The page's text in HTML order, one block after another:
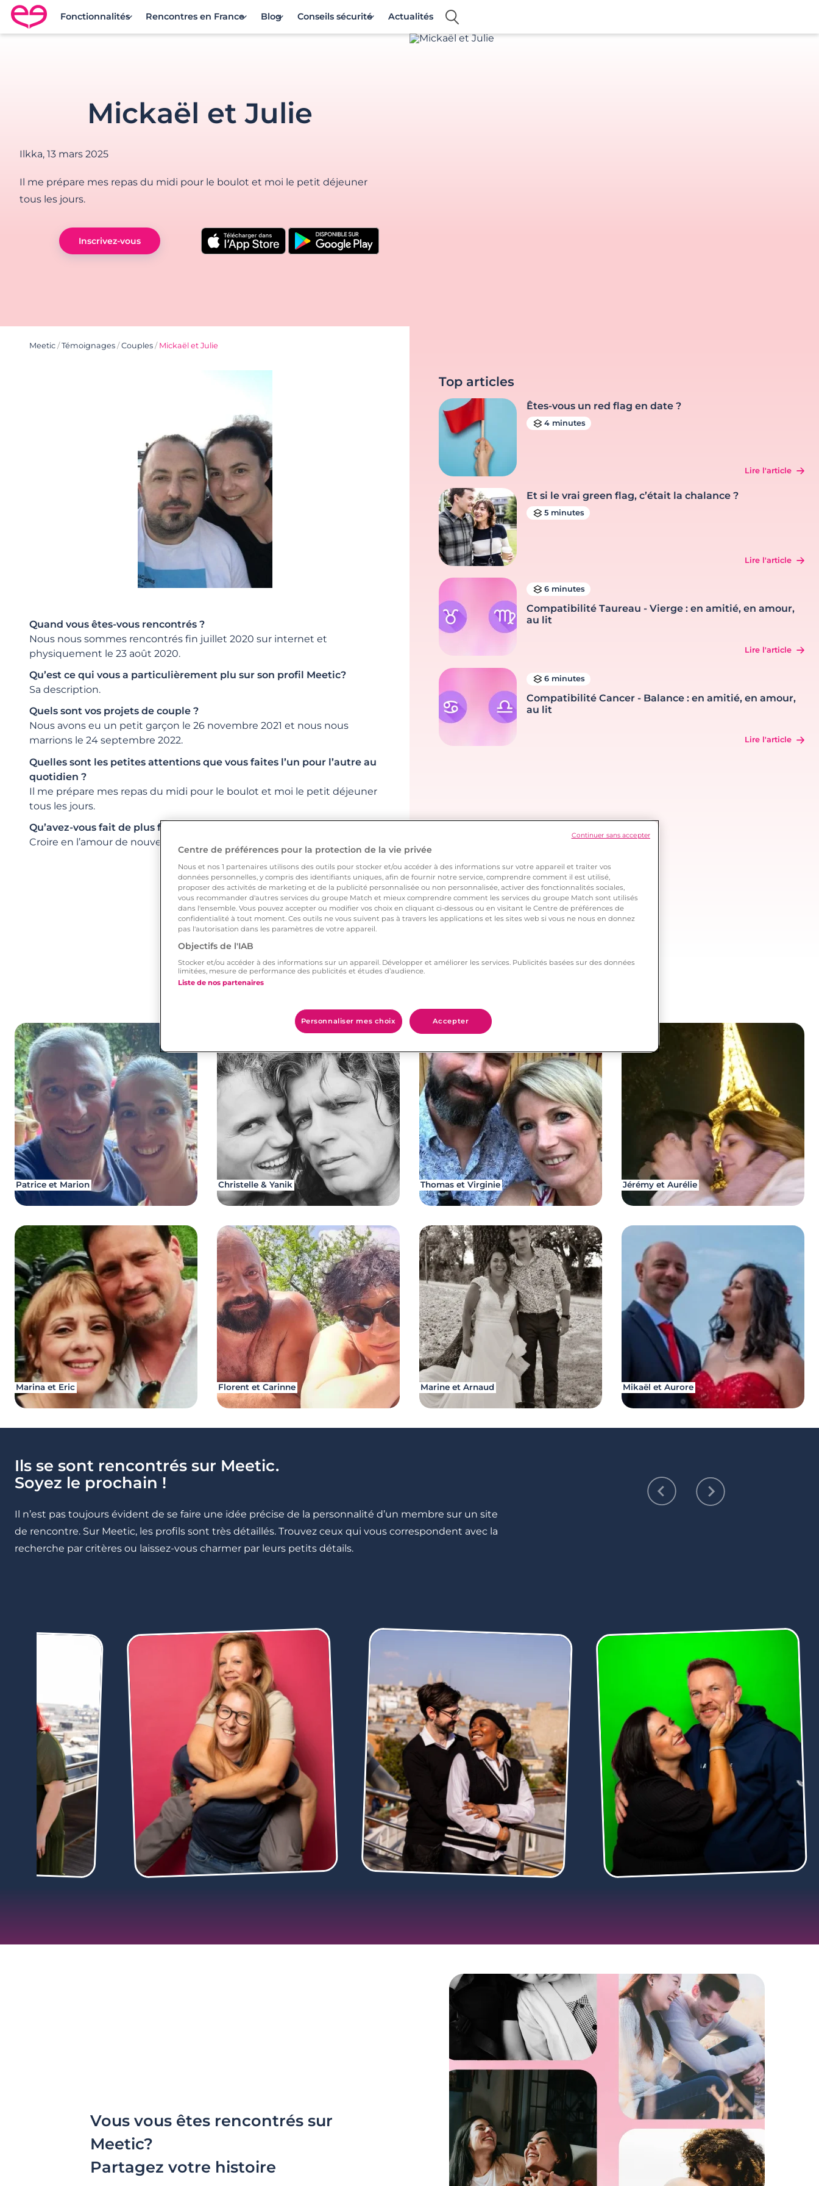
Rencontre en France avec Meetic
Fonctionnalités Rencontres en France Blog Conseils sécurité Actualités
Mickaël et Julie
Ilkka, 13 mars 2025
Il me prépare mes repas du midi pour le boulot et moi le petit déjeuner
tous les jours.
Inscrivez-vous
Meetic /Témoignages /Couples / Mickaël et Julie
Quand vous êtes-vous rencontrés ?
Nous nous sommes rencontrés fin juillet 2020 sur internet et
physiquement le 23 août 2020.
Qu’est ce qui vous a particulièrement plu sur son profil Meetic?
Sa description.
Quels sont vos projets de couple ?
Nous avons eu un petit garçon le 26 novembre 2021 et nous nous
marrions le 24 septembre 2022.
Quelles sont les petites attentions que vous faites l’un pour l’autre au
quotidien ?
Il me prépare mes repas du midi pour le boulot et moi le petit déjeuner
tous les jours.
Qu’avez-vous fait de plus fou pour lui/elle ?
Croire en l’amour de nouveau.
Top articles
Êtes-vous un red flag en date ?
4 minutes
Lire l'article
Et si le vrai green flag, c’était la chalance ?
5 minutes
Lire l'article
6 minutes
Compatibilité Taureau - Vierge : en amitié, en amour,
au lit
Lire l'article
6 minutes
Compatibilité Cancer - Balance : en amitié, en amour,
au lit
Lire l'article
Patrice et Marion Christelle & Yanik Thomas et Virginie Jérémy et Aurélie
Marina et Eric Florent et Carinne Marine et Arnaud Mikaël et Aurore
Ils se sont rencontrés sur Meetic.
Soyez le prochain !
Il n’est pas toujours évident de se faire une idée précise de la personnalité d’un membre sur un site
de rencontre. Sur Meetic, les profils sont très détaillés. Trouvez ceux qui vous correspondent avec la
recherche par critères ou laissez-vous charmer par leurs petits détails.
Vous vous êtes rencontrés sur
Meetic?
Partagez votre histoire
Centre de préférences pour la protection de la vie privée
Nous et nos 1 partenaires utilisons des outils pour stocker et/ou accéder à des informations sur votre appareil et traiter vos
données personnelles, y compris des identifiants uniques, afin de fournir notre service, comprendre comment il est utilisé,
proposer des activités de marketing et de la publicité personnalisée ou non personnalisée, activer des fonctionnalités sociales,
vous recommander d'autres services du groupe Match et mieux comprendre comment les services du groupe Match sont utilisés
dans l'ensemble. Vous pouvez accepter ou modifier vos choix en cliquant ci-dessous ou en visitant le Centre de préférences de
confidentialité à tout moment. Ces outils ne vous suivent pas à travers les applications et les sites web si vous ne nous en donnez
pas l'autorisation dans les paramètres de votre appareil.
Objectifs de l'IAB
Stocker et/ou accéder à des informations sur un appareil. Développer et améliorer les services. Publicités basées sur des données
limitées, mesure de performance des publicités et études d’audience.
Liste de nos partenaires
Personnaliser mes choix Accepter
Continuer sans accepter